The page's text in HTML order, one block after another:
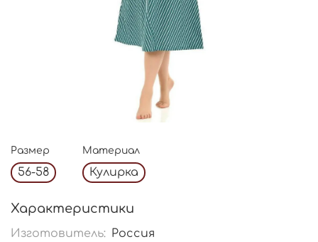
Размер
56-58
Материал
Кулирка
Характеристики
Изготовитель: Россия